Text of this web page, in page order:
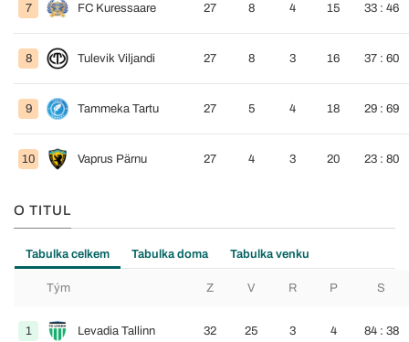
7 FC Kuressaare 27 8 4 15 33 : 46
8 Tulevik Viljandi 27 8 3 16 37 : 60
9 Tammeka Tartu 27 5 4 18 29 : 69
10 Vaprus Pärnu 27 4 3 20 23 : 80
O TITUL
Tabulka celkem Tabulka doma Tabulka venku
Tým Z V R P S
1 Levadia Tallinn 32 25 3 4 84 : 38